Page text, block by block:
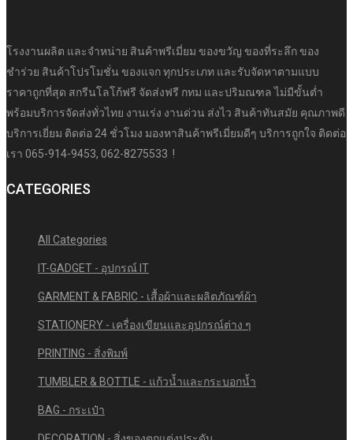
โรงงานผลิต และจำหน่าย สินค้าพรีเมี่ยม ของขวัญ ของที่ระลึก ของ
ชำร่วย สินค้าโปรโมชั่น ของแจก ทุกประเภท และรับจัดหาตามแบบ
ราคาถูกที่สุด สกรีนโลโก้ฟรี จัดส่งฟรี กทม และปริมณฑล ไม่มีขั้นต่ำ
พร้อมบริการจัดส่งทั่วไทย งานเร่ง งานด่วน ส่งไว สินค้าทันสมัย คุณภาพดี
บริการเยี่ยม ติดต่อ 24 ชั่วโมง มองหาสินค้าพรีเมี่ยมดีๆ บริการถูกใจ ติดต่อ
เรา 065-914-9453, 062-8275533 !
CATEGORIES
All Categories
IT-GADGET - อุปกรณ์ IT
GARMENT & FABRIC - เสื้อผ้าและผลิตภัณฑ์ผ้า
STATIONERY - เครื่องเขียนและอุปกรณ์ต่าง ๆ
PRINTING - สิ่งพิมพ์
TUMBLER & BOTTLE - แก้วน้ำและกระบอกน้ำ
BAG - กระเป๋า